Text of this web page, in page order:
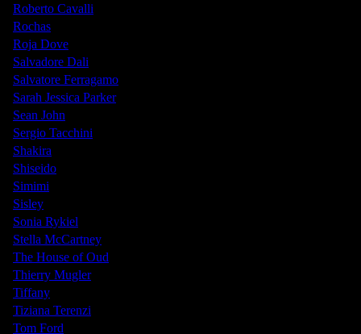
Roberto Cavalli
Rochas
Roja Dove
Salvadore Dali
Salvatore Ferragamo
Sarah Jessica Parker
Sean John
Sergio Tacchini
Shakira
Shiseido
Simimi
Sisley
Sonia Rykiel
Stella McCartney
The House of Oud
Thierry Mugler
Tiffany
Tiziana Terenzi
Tom Ford